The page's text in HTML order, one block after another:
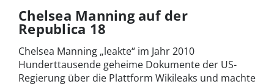
Chelsea Manning auf der
Republica 18
Chelsea Manning „leakte“ im Jahr 2010
Hunderttausende geheime Dokumente der US-
Regierung über die Plattform Wikileaks und machte